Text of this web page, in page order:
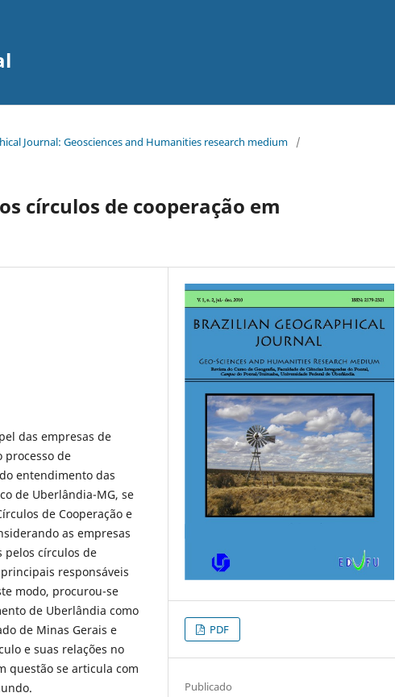
Journal: Geosciences and Humanities research medium
/
círculos de cooperação em
das empresas de
processo de
entendimento das
de Uberlândia-MG, se
de Cooperação e
as empresas
pelos círculos de
responsáveis
modo, procurou-se
de Uberlândia como
de Minas Gerais e
e suas relações no
questão se articula com
PDF
Publicado